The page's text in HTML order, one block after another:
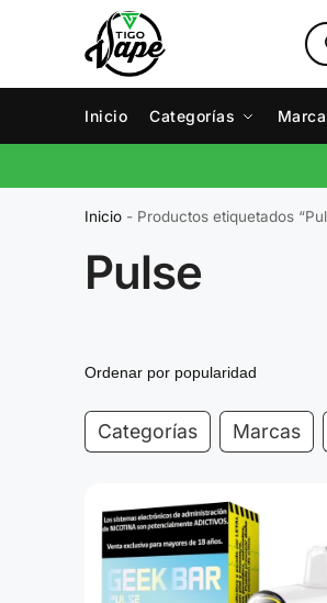
Inicio Categorías
Inicio - Productos etiquetados
Pulse
Categorías Marcas